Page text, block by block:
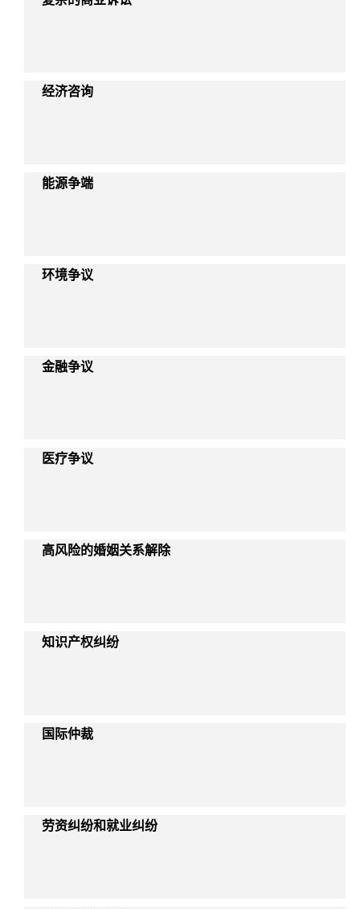
经济咨询
能源争端
环境争议
金融争议
医疗争议
高风险的婚姻关系解除
知识产权纠纷
国际仲裁
劳资纠纷和就业纠纷